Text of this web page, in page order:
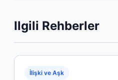
Ilgili Rehberler
İlişki ve Aşk